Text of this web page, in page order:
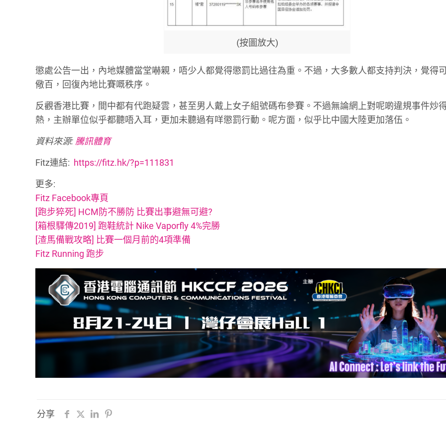
(按圖放大)
懲處公告一出，內地媒體當堂嚇親，唔少人都覺得懲罰比過往為重。不過，大多數人都支持判決，覺得
儆百，回復內地比賽嘅秩序。
反觀香港比賽，間中都有代跑疑雲，甚至男人戴上女子組號碼布參賽。不過無論網上對呢啲違規事件炒
熱，主辦單位似乎都聽唔入耳，更加未聽過有咩懲罰行動。呢方面，似乎比中國大陸更加落伍。
資料來源: 騰訊體育
Fitz連結: https://fitz.hk/?p=111831
更多:
Fitz Facebook專頁
[跑步猝死] HCM防不勝防 比賽出事避無可避?
[箱根驛傳2019] 跑鞋統計 Nike Vaporfly 4%完勝
[渣馬備戰攻略] 比賽一個月前的4項準備
Fitz Running 跑步
分享